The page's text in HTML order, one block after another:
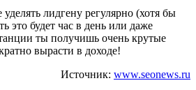
лидгену регулярно (хотя бы
это будет час в день или даже
ты получишь очень крутые
вырасти в доходе!
Источник: www.seonews.ru